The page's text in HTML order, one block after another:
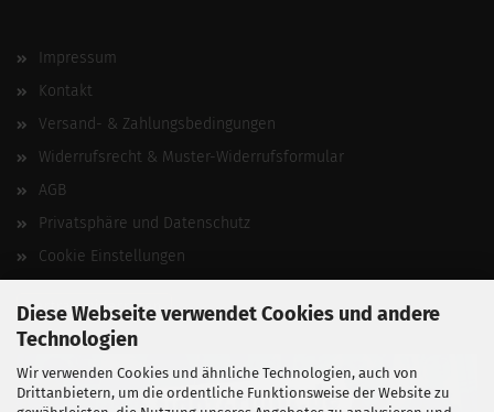
Diese Webseite verwendet Cookies und andere
Technologien
Wir verwenden Cookies und ähnliche Technologien, auch von
Drittanbietern, um die ordentliche Funktionsweise der Website zu
Impressum
Kontakt
Versand- & Zahlungsbedingungen
Widerrufsrecht & Muster-Widerrufsformular
AGB
Privatsphäre und Datenschutz
Cookie Einstellungen
Vertrag widerrufen